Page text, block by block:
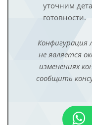
уточним
готовности.
Конфигурация
не является
изменениях
сообщить